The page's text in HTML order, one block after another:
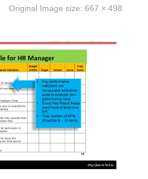
Original Image size: 667 × 498